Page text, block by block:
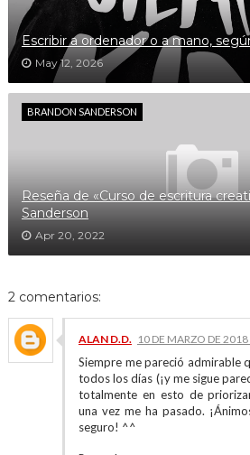
Escribir a ordenador o a mano,
May 12, 2026
BRANDON SANDERSON
Reseña de «Curso de escritura
Sanderson
Apr 20, 2022
2 comentarios:
ALAN D.D. 10 DE MARZO DE
Siempre me pareció admirable
todos los días (¡y me sigue
totalmente en esto de
una vez me ha pasado.
seguro! ^^